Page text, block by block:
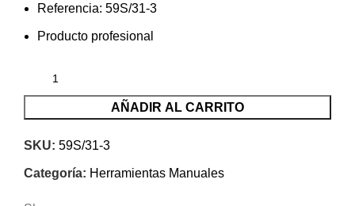
Referencia: 59S/31-3
Producto profesional
AÑADIR AL CARRITO
SKU: 59S/31-3
Categoría: Herramientas Manuales